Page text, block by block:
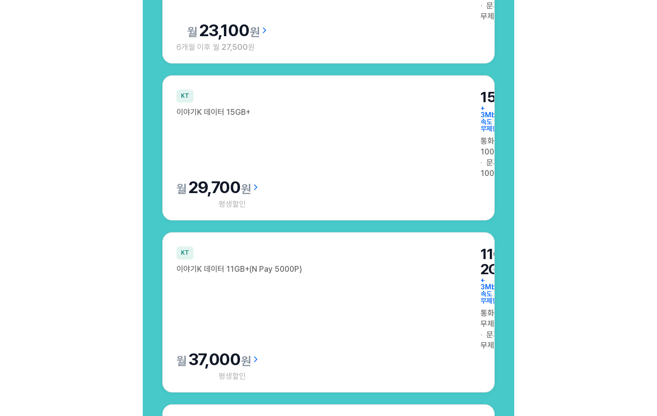
문자
무제한
23,100원
6개월 이후 월 27,500원
KT
이야기K 데이터 15GB+
15GB
+
3Mbps
속도
무제한
통화
100분
문자
100건
29,700원
평생할인
KT
이야기K 데이터 11GB+(N Pay 5000P)
11GB+매일
2GB
+
3Mbps
속도
무제한
통화
무제한
문자
무제한
37,000원
평생할인